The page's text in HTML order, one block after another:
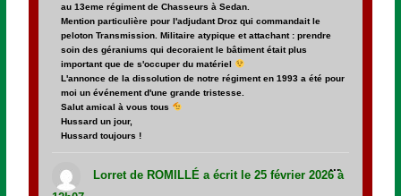
au 13eme régiment de Chasseurs à Sedan.
Mention particulière pour l'adjudant Droz qui commandait le
peloton Transmission. Militaire atypique et attachant : prendre
soin des géraniums qui decoraient le bâtiment était plus
important que de s'occuper du matériel
L'annonce de la dissolution de notre régiment en 1993 a été pour
moi un événement d'une grande tristesse.
Salut amical à vous tous
Hussard un jour,
Hussard toujours !
Lorretde ROMILLÉ a écrit le 25 février 2026 à
...cette
boîte